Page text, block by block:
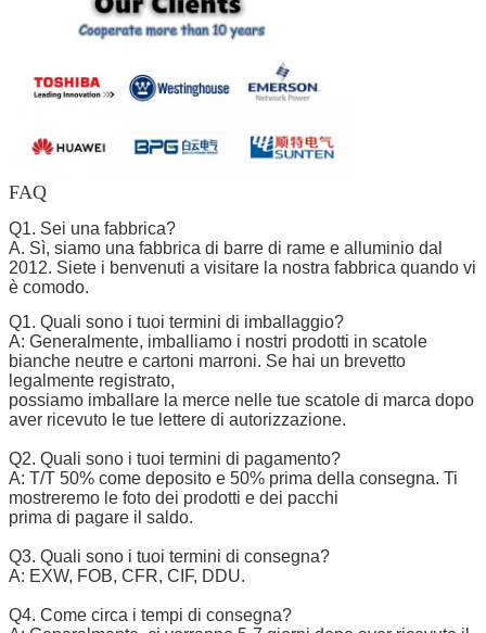
FAQ
Q1. Sei una fabbrica?
A. Sì, siamo una fabbrica di barre di rame e alluminio dal
2012. Siete i benvenuti a visitare la nostra fabbrica quando vi
è comodo.
Q1. Quali sono i tuoi termini di imballaggio?
A: Generalmente, imballiamo i nostri prodotti in scatole
bianche neutre e cartoni marroni. Se hai un brevetto
legalmente registrato,
possiamo imballare la merce nelle tue scatole di marca dopo
aver ricevuto le tue lettere di autorizzazione.
Q2. Quali sono i tuoi termini di pagamento?
A: T/T 50% come deposito e 50% prima della consegna. Ti
mostreremo le foto dei prodotti e dei pacchi
prima di pagare il saldo.
Q3. Quali sono i tuoi termini di consegna?
A: EXW, FOB, CFR, CIF, DDU.
Q4. Come circa i tempi di consegna?